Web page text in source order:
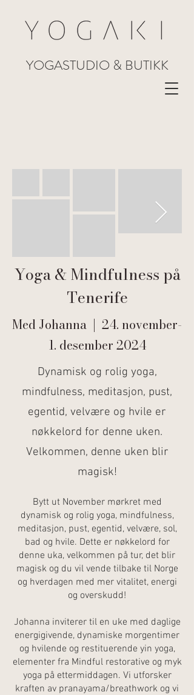
YOGASTUDIO & BUTIKK
Yoga & Mindfulness på
Tenerife
Med Johanna | 24. november-
1. desember 2024
Dynamisk og rolig yoga,
mindfulness, meditasjon, pust,
egentid, velvære og hvile er
nøkkelord for denne uken.
Velkommen, denne uken blir
magisk!
Bytt ut November mørkret med
dynamisk og rolig yoga, mindfulness,
meditasjon, pust, egentid, velvære, sol,
bad og hvile. Dette er nøkkelord for
denne uka, velkommen på tur, det blir
magisk og du vil vende tilbake til Norge
og hverdagen med mer vitalitet, energi
og overskudd!
Johanna inviterer til en uke med daglige
energigivende, dynamiske morgentimer
og hvilende og restituerende yin yoga,
elementer fra Mindful restorative og myk
yoga på ettermiddagen. Vi utforsker
kraften av pranayama/breathwork og vi